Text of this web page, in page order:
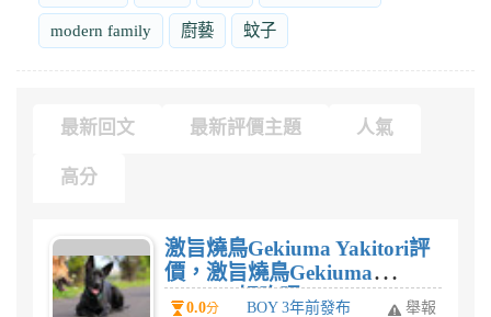
modern family 廚藝 蚊子
最新回文 最新評價主題 人氣
高分
激旨燒鳥Gekiuma Yakitori評
價，激旨燒鳥Gekiuma
Yakitori好吃嗎?
0.0分 BOY 3年前發布 舉報